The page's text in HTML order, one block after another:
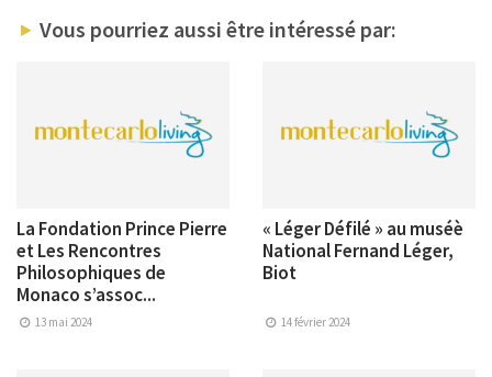
Vous pourriez aussi être intéressé par:
La Fondation Prince Pierre
et Les Rencontres
Philosophiques de
Monaco s’assoc...
13 mai 2024
« Léger Défilé » au muséè
National Fernand Léger,
Biot
14 février 2024